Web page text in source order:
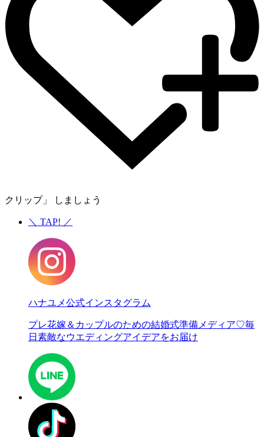
クリップ」 しましょう
＼ TAP! ／
ハナユメ公式インスタグラム
プレ花嫁＆カップルのための結婚式準備メディア♡毎
日素敵なウエディングアイデアをお届け